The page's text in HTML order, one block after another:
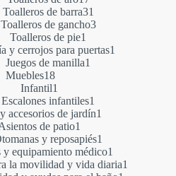
productos
Toalleros de barra31
productos
Toalleros de gancho33
Toalleros de pie1
producto
y cerrojos para puertas1
Juegos de manilla1
Muebles1818
productos
Infantil1
producto
Escalones infantiles1
producto
accesorios de jardín1
de patio1
producto
y reposapiés1
producto
y equipamiento médico1
producto
la movilidad y vida diaria1